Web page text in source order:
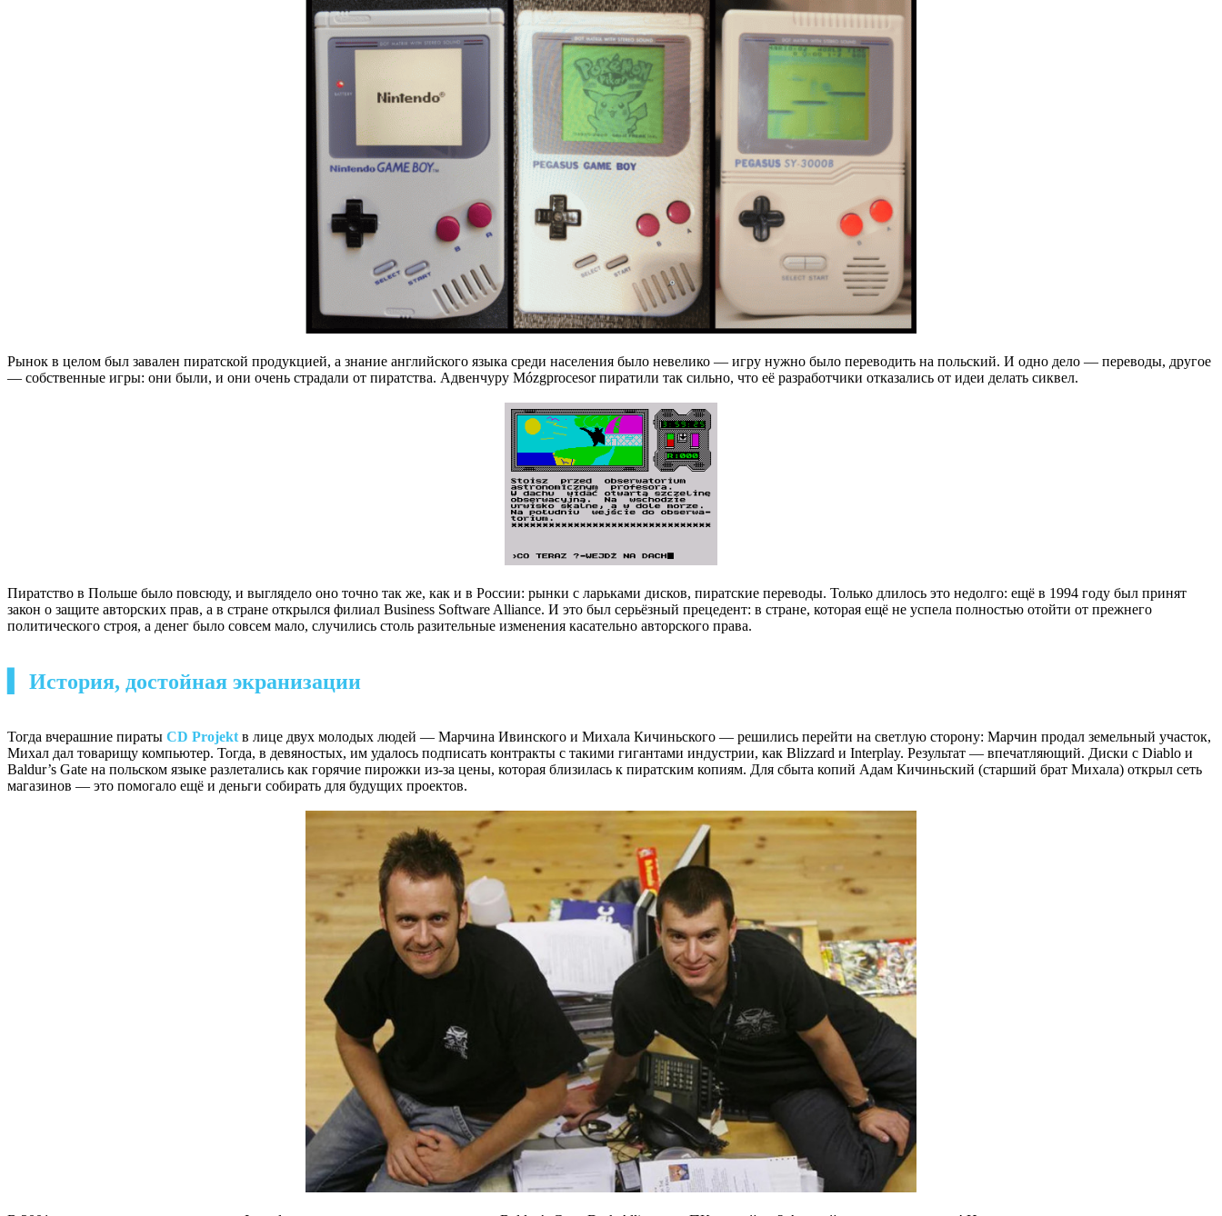
Рынок в целом был завален пиратской продукцией, а знание английского языка среди населения было невелико — игру нужно было переводить на польский. И одно дело — переводы, другое
— собственные игры: они были, и они очень страдали от пиратства. Адвенчуру Mózgprocesor пиратили так сильно, что её разработчики отказались от идеи делать сиквел.
Пиратство в Польше было повсюду, и выглядело оно точно так же, как и в России: рынки с ларьками дисков, пиратские переводы. Только длилось это недолго: ещё в 1994 году был принят
закон о защите авторских прав, а в стране открылся филиал Business Software Alliance. И это был серьёзный прецедент: в стране, которая ещё не успела полностью отойти от прежнего
политического строя, а денег было совсем мало, случились столь разительные изменения касательно авторского права.
▍ История, достойная экранизации
Тогда вчерашние пираты CD Projekt в лице двух молодых людей — Марчина Ивинского и Михала Кичиньского — решились перейти на светлую сторону: Марчин продал земельный участок,
Михал дал товарищу компьютер. Тогда, в девяностых, им удалось подписать контракты с такими гигантами индустрии, как Blizzard и Interplay. Результат — впечатляющий. Диски с Diablo и
Baldur’s Gate на польском языке разлетались как горячие пирожки из-за цены, которая близилась к пиратским копиям. Для сбыта копий Адам Кичиньский (старший брат Михала) открыл сеть
магазинов — это помогало ещё и деньги собирать для будущих проектов.